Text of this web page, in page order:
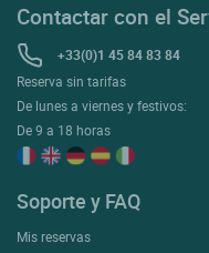
Contactar con el
+33(0)1 45 84 83 84
Reserva sin tarifas
De lunes a viernes y festivos:
De 9 a 18 horas
Soporte y FAQ
Mis reservas